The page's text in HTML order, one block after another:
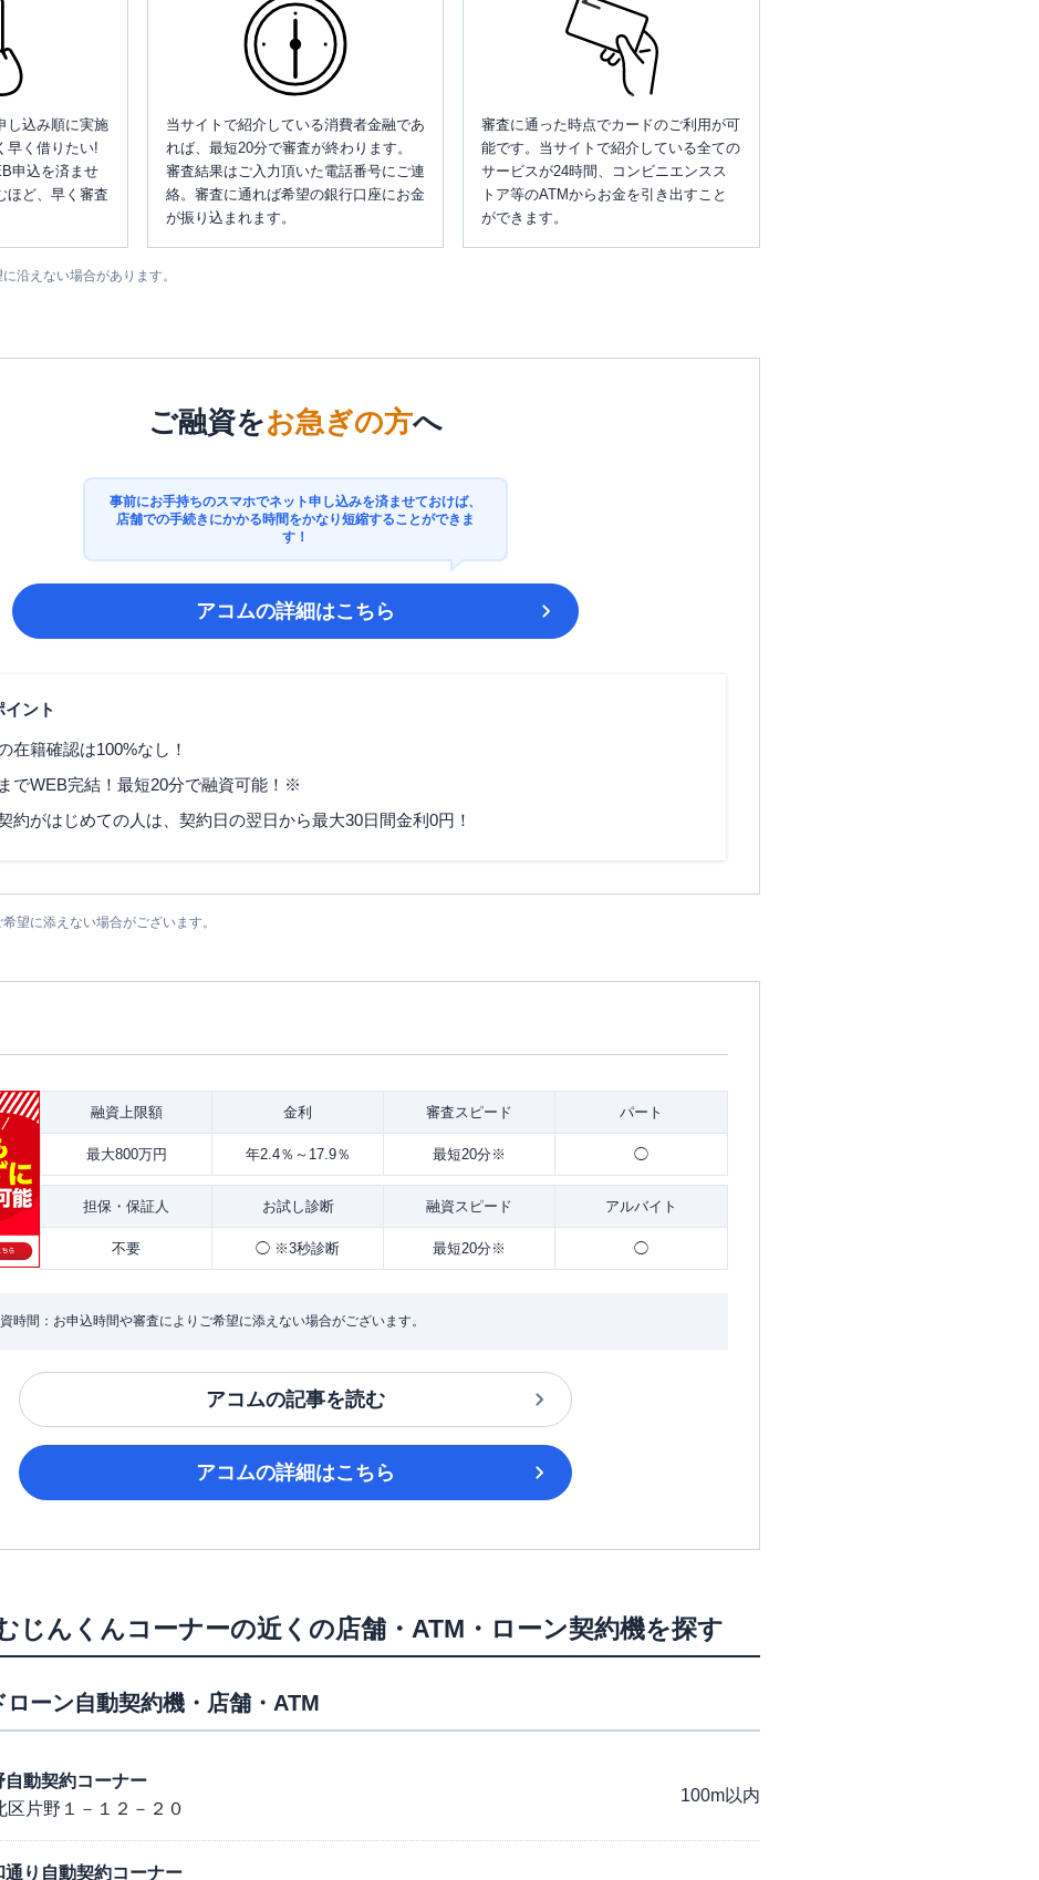
し込み順に実施
早く借りたい!
申込を済ませ
ほど、早く審査
当サイトで紹介している消費者金融であ
れば、最短20分で審査が終わります。
審査結果はご入力頂いた電話番号にご連
絡。審査に通れば希望の銀行口座にお金
が振り込まれます。
審査に通った時点でカードのご利用が可
能です。当サイトで紹介している全ての
サービスが24時間、コンビニエンスス
トア等のATMからお金を引き出すこと
ができます。
沿えない場合があります。
ご融資をお急ぎの方へ
事前にお手持ちのスマホでネット申し込みを済ませておけば、
店舗での手続きにかかる時間をかなり短縮することができま
す！
アコムの詳細はこちら
イント
在籍確認は100%なし！
でWEB完結！最短20分で融資可能！※
約がはじめての人は、契約日の翌日から最大30日間金利0円！
望に添えない場合がございます。
融資上限額 金利 審査スピード パート
最大800万円 年2.4％～17.9％ 最短20分※ ◯
担保・ 保証人 お試し診断 融資スピード アルバイト
不要 ◯ ※3秒診断 最短20分※ ◯
時間：お申込時間や審査によりご希望に添えない場合がございます。
アコムの記事を読む
アコムの詳細はこちら
じんくんコーナーの近くの店舗・ATM・ローン契約機を探す
ローン自動契約機・店舗・ATM
自動契約コーナー
片野１－１２－２０
100m以内
通り自動契約コーナー